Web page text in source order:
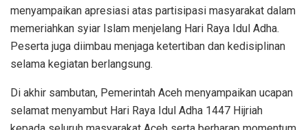
menyampaikan apresiasi atas partisipasi masyarakat dalam
memeriahkan syiar Islam menjelang Hari Raya Idul Adha.
Peserta juga diimbau menjaga ketertiban dan kedisiplinan
selama kegiatan berlangsung.
Di akhir sambutan, Pemerintah Aceh menyampaikan ucapan
selamat menyambut Hari Raya Idul Adha 1447 Hijriah